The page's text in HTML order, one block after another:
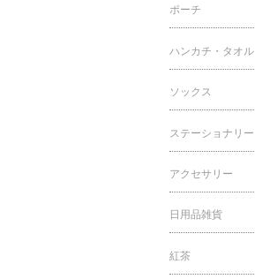
ポーチ
ハンカチ・タオル
ソックス
ステーショナリー
アクセサリー
日用品雑貨
紅茶